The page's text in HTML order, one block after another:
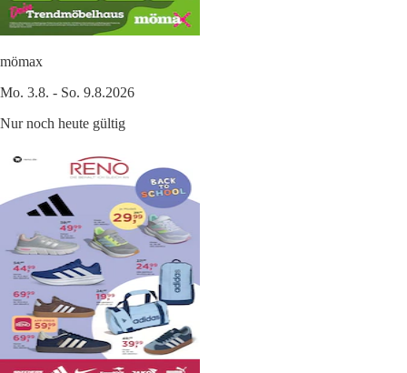
mömax
Mo. 3.8. - So. 9.8.2026
Nur noch heute gültig